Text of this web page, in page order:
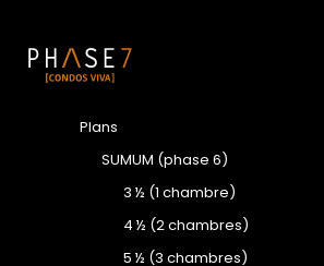
Plans
SUMUM (phase 6)
3 ½ (1 chambre)
4 ½ (2 chambres)
5 ½ (3 chambres)